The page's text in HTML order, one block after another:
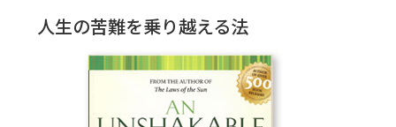
絵本
雑誌
人生の苦難を乗り越える法